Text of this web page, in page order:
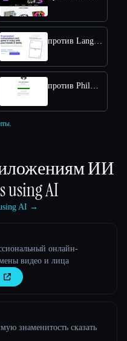
ИИ
using AI
AI →
онлайн-
видео и лица
знаменитость сказать